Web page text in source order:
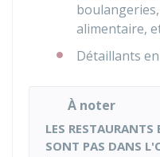
alimentaire,
Détaillants
À noter
LES
SONT PAS DANS